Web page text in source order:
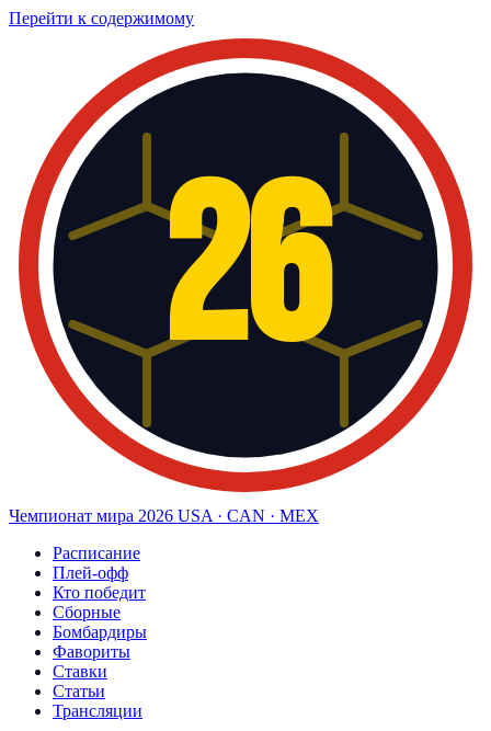
Перейти к содержимому
26
Чемпионат мира 2026 USA · CAN · MEX
Расписание
Плей-офф
Кто победит
Сборные
Бомбардиры
Фавориты
Ставки
Статьи
Трансляции